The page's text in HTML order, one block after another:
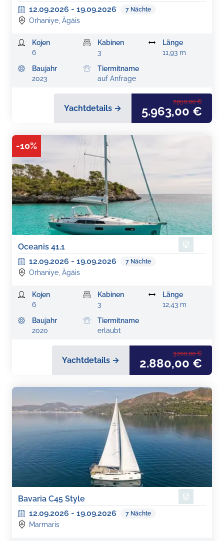
12.09.2026 - 19.09.2026 7 Nächte
Orhaniye, Ägäis
Kojen
6
Kabinen
3
Länge
11,93 m
Baujahr
2023
Tiermitname
auf Anfrage
Yachtdetails →
7.950,00 €
5.963,00 €
-10%
Oceanis 41.1
12.09.2026 - 19.09.2026 7 Nächte
Orhaniye, Ägäis
Kojen
6
Kabinen
3
Länge
12,43 m
Baujahr
2020
Tiermitname
erlaubt
Yachtdetails →
3.200,00 €
2.880,00 €
Bavaria C45 Style
12.09.2026 - 19.09.2026 7 Nächte
Marmaris